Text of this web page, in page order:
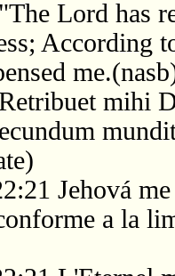
Lord has
According
mihi
Jehová
a la